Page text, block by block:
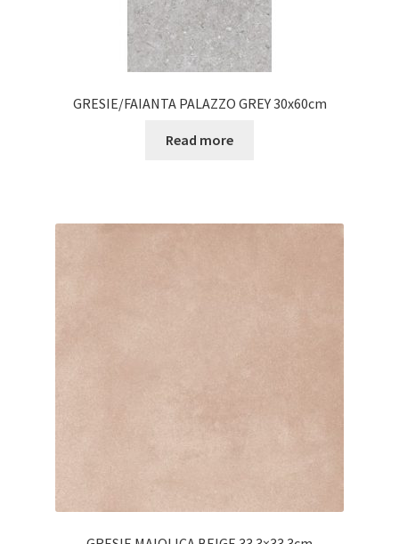
GRESIE/FAIANTA PALAZZO GREY 30x60cm
Read more